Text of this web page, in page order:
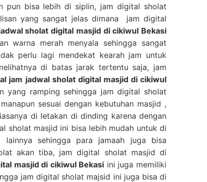
pun bisa lebih di siplin, jam digital sholat
yang sangat jelas dimana jam digital
sholat digital masjid di cikiwul Bekasi
warna merah menyala sehingga sangat
perlu lagi mendekat kearah jam untuk
di batas jarak tertentu saja, jam
jam jadwal sholat digital masjid di cikiwul
yang ramping sehingga jam digital sholat
sesuai dengan kebutuhan masjid ,
di letakan di dinding karena dengan
sholat masjid ini bisa lebih mudah untuk di
sehingga para jamaah juga bisa
akan tiba, jam digital sholat masjid di
masjid di cikiwul Bekasi ini juga memiliki
jam digital sholat majsid ini juga bisa di